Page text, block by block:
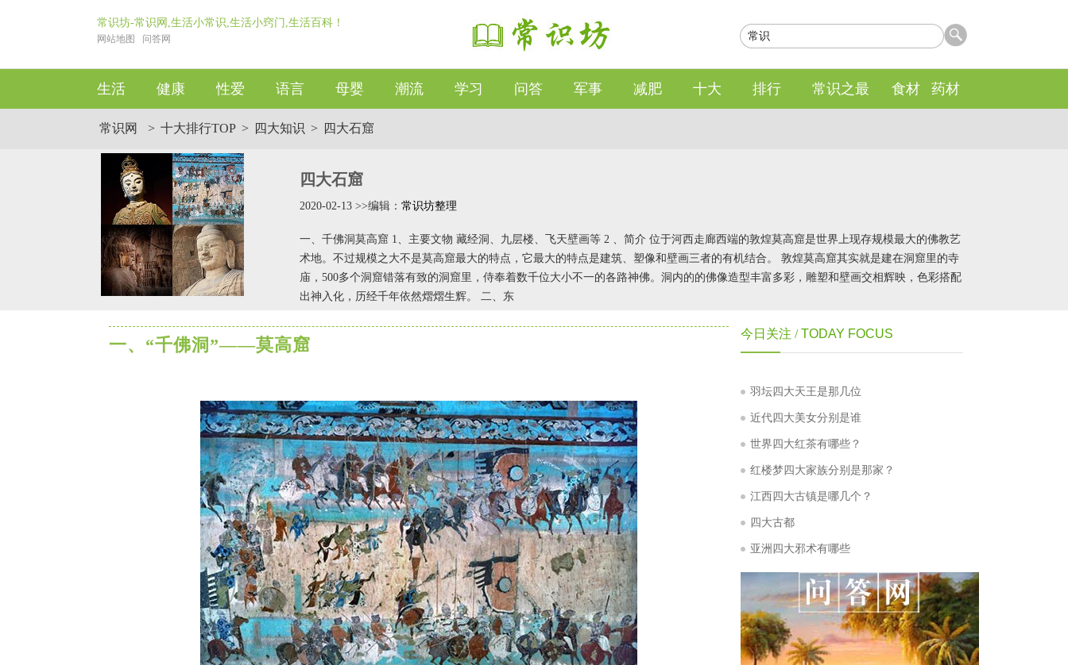
常识坊-常识网,生活小常识,生活小窍门,生活百科！
网站地图 问答网
生活 健康 性爱 语言 母婴 潮流 学习 问答 军事 减肥 十大 排行 常识之最 食材 药材
常识网 > 十大排行TOP > 四大知识 > 四大石窟
四大石窟
2020-02-13 >>编辑： 常识坊整理
一、千佛洞莫高窟 1、主要文物 藏经洞、九层楼、飞天壁画等 2 、简介 位于河西走廊西端的敦煌莫高窟是世界上现存规模最大的佛教艺
术地。不过规模之大不是莫高窟最大的特点，它最大的特点是建筑、塑像和壁画三者的有机结合。 敦煌莫高窟其实就是建在洞窟里的寺
庙，500多个洞窟错落有致的洞窟里，侍奉着数千位大小不一的各路神佛。洞内的的佛像造型丰富多彩，雕塑和壁画交相辉映，色彩搭配
出神入化，历经千年依然熠熠生辉。 二、东
一、“千佛洞”——莫高窟
今日关注 /TODAY FOCUS
羽坛四大天王是那几位
近代四大美女分别是谁
世界四大红茶有哪些？
红楼梦四大家族分别是那家？
江西四大古镇是哪几个？
四大古都
亚洲四大邪术有哪些